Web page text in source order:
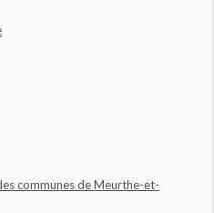
communes de Meurthe-et-